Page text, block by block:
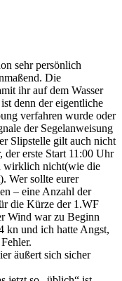
sehr persönlich
Die
ihr auf dem Wasser
denn der eigentliche
verfahren wurde oder
der Segelanweisung
Slipstelle gilt auch nicht
erste Start 11:00 Uhr
wirklich nicht(wie die
Wer sollte eurer
– eine Anzahl der
die Kürze der 1.WF
Wind war zu Beginn
kn und ich hatte Angst,
äußert sich sicher